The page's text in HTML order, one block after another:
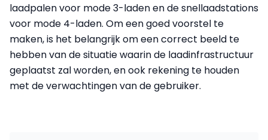
laadpalen voor mode 3-laden en de snellaadstations
voor mode 4-laden. Om een goed voorstel te
maken, is het belangrijk om een correct beeld te
hebben van de situatie waarin de laadinfrastructuur
geplaatst zal worden, en ook rekening te houden
met de verwachtingen van de gebruiker.